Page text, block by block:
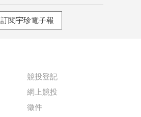
訂閱宇珍電子報
競投登記
網上競投
徵件